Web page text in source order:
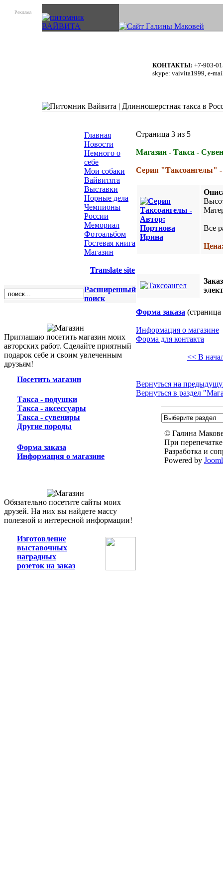
Реклама
КОНТАКТЫ: +7-903-
skype: vaivita1999, e-
Главная
Новости
Немного о
себе
Мои собаки
Вайвитята
Выставки
Норные дела
Чемпионы
России
Мемориал
Фотоальбом
Гостевая книга
Магазин
Translate site
Расширенный
поиск
Приглашаю посетить магазин моих
авторских работ. Сделайте приятный
подарок себе и своим увлеченным
друзьям!
Посетить магазин
Такса - подушки
Такса - аксессуары
Такса - сувениры
Другие породы
Форма заказа
Информация о магазине
Обязательно посетите сайты моих
друзей. На них вы найдете массу
полезной и интересной информации!
Изготовление
выставочных
наградных
розеток на заказ
Страница 3 из 5
Магазин - Такса -
Серия "Таксоангелы"
Все
Форма заказа
Информация о магазине
Форма для контакта
<< В
Вернуться на
Вернуться в раздел
© Галина
При
Разработка и
Powered by